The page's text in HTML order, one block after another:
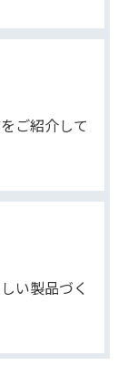
ご紹介して
い製品づく